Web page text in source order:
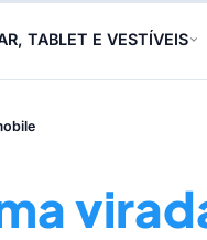
TABLET E VESTÍVEIS